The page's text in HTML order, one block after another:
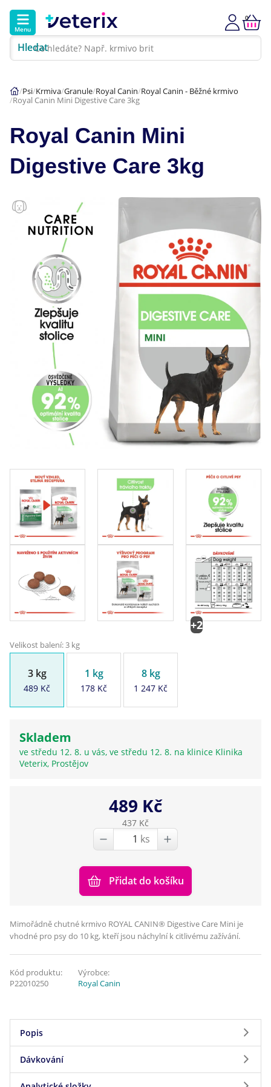
Menu
Hledat
0
Hlavní kategorie
Akce
Psi
Kočky
Veterinární diety
Dárkové poukazy
Klinika Veterix
777 319 516 (Po–Pá, 9–19h; So–Ne, 9–14h)
info@veterix.cz
E-shop Veterix
777 319 517 (Po–Pá, 8–15h)
eshop@veterix.cz
Psi Krmiva Granule Royal Canin Royal Canin - Běžné krmivo
Royal Canin Mini Digestive Care 3kg
Royal Canin Mini
Digestive Care 3kg
+2
Velikost balení: 3 kg
3 kg
489 Kč
1 kg
178 Kč
8 kg
1 247 Kč
Skladem
ve středu 12. 8. u vás, ve středu 12. 8. na klinice Klinika
Veterix, Prostějov
489 Kč
437 Kč
ks
Přidat do košíku
Mimořádně chutné krmivo ROYAL CANIN® Digestive Care Mini je
vhodné pro psy do 10 kg, kteří jsou náchylní k citlivému zažívání.
Kód produktu:
P22010250
Výrobce:
Royal Canin
Popis
Trávicí potíže nejsou nic příjemného a dokáží
Dávkování